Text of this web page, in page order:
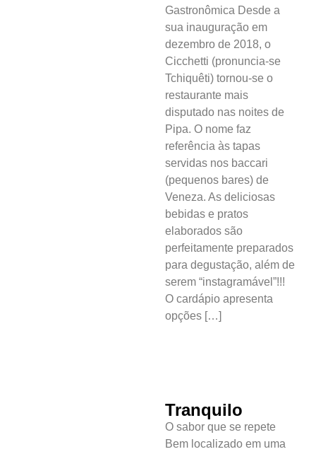
Gastronômica Desde a
sua inauguração em
dezembro de 2018, o
Cicchetti (pronuncia-se
Tchiquêti) tornou-se o
restaurante mais
disputado nas noites de
Pipa. O nome faz
referência às tapas
servidas nos baccari
(pequenos bares) de
Veneza. As deliciosas
bebidas e pratos
elaborados são
perfeitamente preparados
para degustação, além de
serem “instagramável”!!!
O cardápio apresenta
opções […]
Tranquilo
O sabor que se repete
Bem localizado em uma